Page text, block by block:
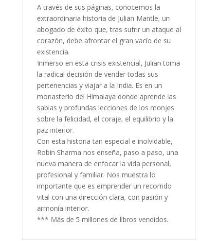
A través de sus páginas, conocemos la
extraordinaria historia de Julian Mantle, un
abogado de éxito que, tras sufrir un ataque al
corazón, debe afrontar el gran vacío de su
existencia.
Inmerso en esta crisis existencial, Julian toma
la radical decisión de vender todas sus
pertenencias y viajar a la India. Es en un
monasterio del Himalaya donde aprende las
sabias y profundas lecciones de los monjes
sobre la felicidad, el coraje, el equilibrio y la
paz interior.
Con esta historia tan especial e inolvidable,
Robin Sharma nos enseña, paso a paso, una
nueva manera de enfocar la vida personal,
profesional y familiar. Nos muestra lo
importante que es emprender un recorrido
vital con una dirección clara, con pasión y
armonía interior.
*** Más de 5 millones de libros vendidos.